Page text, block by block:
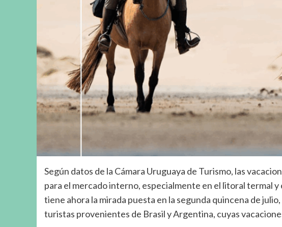
Según datos de la Cámara Uruguaya de Turismo, las
para el mercado interno, especialmente en el litoral termal
tiene ahora la mirada puesta en la segunda quincena de
turistas provenientes de Brasil y Argentina, cuyas